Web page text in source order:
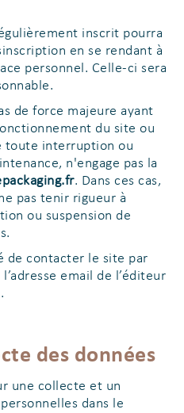
inscrit pourra
en se rendant à
personnel. Celle-ci sera
de force majeure ayant
du site ou
toute interruption ou
n'engage pas la
. Dans ces cas,
pas tenir rigueur à
ou suspension de
de contacter le site par
email de l’éditeur
des données
une collecte et un
dans le